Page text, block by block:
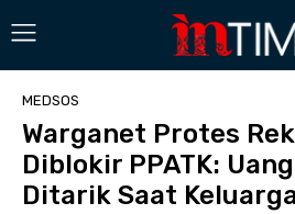
MEDSOS
Warganet Protes
Diblokir PPATK:
Ditarik Saat